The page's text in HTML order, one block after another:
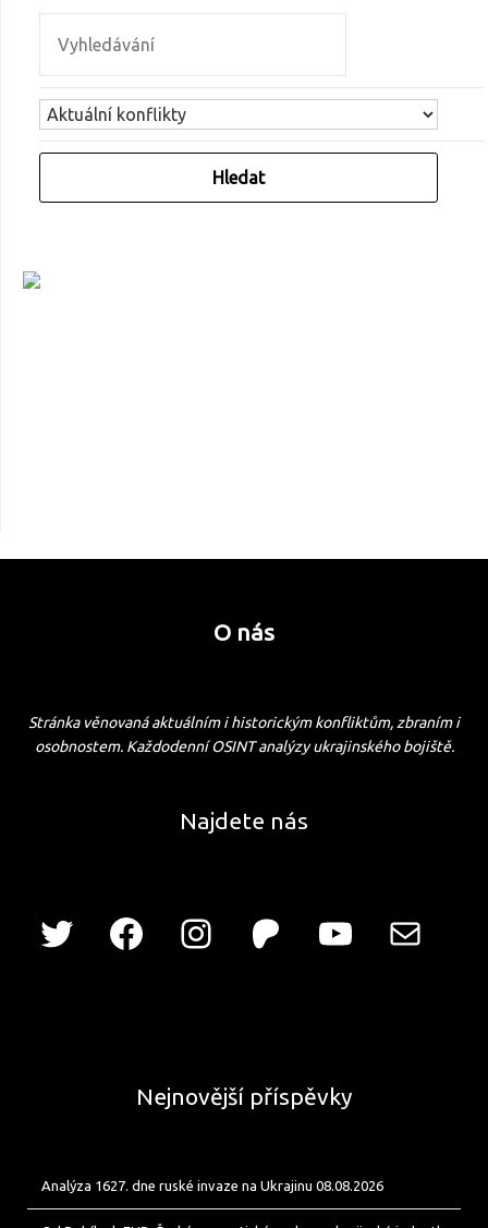
O nás
Stránka věnovaná aktuálním i historickým konfliktům, zbraním i
osobnostem. Každodenní OSINT analýzy ukrajinského bojiště.
Najdete nás
Nejnovější příspěvky
Analýza 1627. dne ruské invaze na Ukrajinu 08.08.2026